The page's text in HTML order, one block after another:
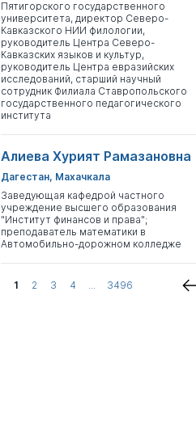
Пятигорского государственного
университета, директор Северо-
Кавказского НИИ филологии,
руководитель Центра Северо-
Кавказских языков и культур,
руководитель Центра евразийских
исследований, старший научный
сотрудник Филиала Ставропольского
государственного педагогического
института
Алиева Хурият Рамазановна
Дагестан, Махачкала
Заведующая кафедрой частного
учреждение высшего образования
"Институт финансов и права";
преподаватель математики в
Автомобильно-дорожном колледже
1 2 3 4 ... 3496